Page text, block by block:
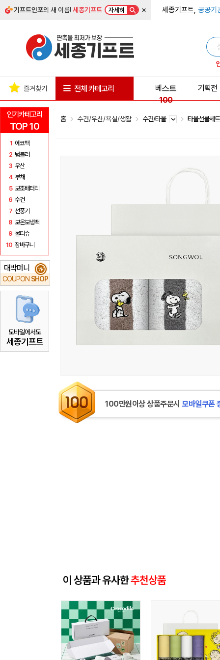
기프트인포의 새 이름!세종기프트 자세히 × 세종기프트, 공공기
인기카테고리
TOP 10
1 에코백
2 텀블러
3 우산
4 부채
5 보조배터리
6 수건
7 선풍기
8 보온보냉백
9 물티슈
10 장바구니
대박머니
COUPON SHOP
₩
모바일에서도
세종기프트
즐겨찾기 전체 카테고리
베스트
100
기획전
홈 수건/우산/욕실/생활 수건/타올 타올선물세
100만원이상 상품주문시 모바일쿠폰
이 상품과 유사한추천상품